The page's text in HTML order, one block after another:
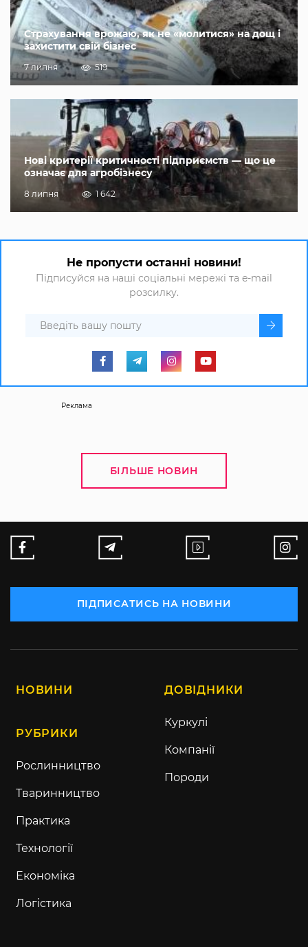
Страхування врожаю, як не «молитися» на дощ і
захистити свій бізнес
7 липня 519
Нові критерії критичності підприємств — що це
означає для агробізнесу
8 липня 1 642
Не пропусти останні новини!
Підписуйся на наші соціальні мережі та e-mail
розсилку.
Реклама
БІЛЬШЕ НОВИН
ПІДПИСАТИСЬ НА НОВИНИ
НОВИНИ
РУБРИКИ
Рослинництво
Тваринництво
Практика
Технології
Економіка
Логістика
ДОВІДНИКИ
Куркулі
Компанії
Породи